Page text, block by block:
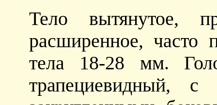
Тело вытянутое,
расширенное, часто
тела 18-28 мм.
трапециевидный,